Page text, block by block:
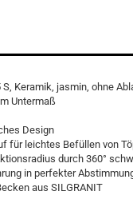
S, Keramik, jasmin, ohne
Untermaß
Design
für leichtes Befüllen von
durch 360°
in perfekter
aus SILGRANIT